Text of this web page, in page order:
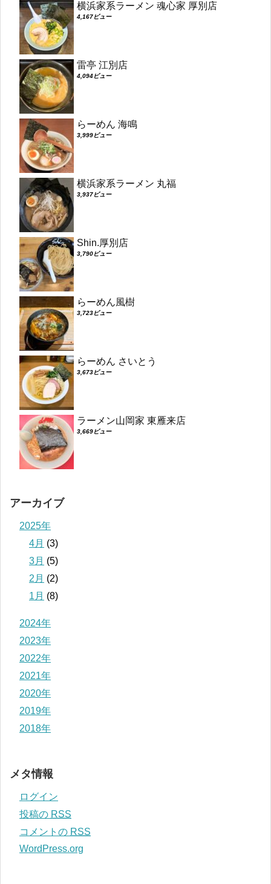
横浜家系ラーメン 魂心家 厚別店
4,167ビュー
雷亭 江別店
4,094ビュー
らーめん 海鳴
3,999ビュー
横浜家系ラーメン 丸福
3,937ビュー
Shin.厚別店
3,790ビュー
らーめん風樹
3,723ビュー
らーめん さいとう
3,673ビュー
ラーメン山岡家 東雁来店
3,669ビュー
アーカイブ
2025年
4月 (3)
3月 (5)
2月 (2)
1月 (8)
2024年
2023年
2022年
2021年
2020年
2019年
2018年
メタ情報
ログイン
投稿の RSS
コメントの RSS
WordPress.org